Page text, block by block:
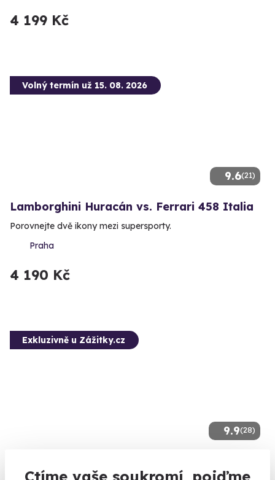
Ctíme vaše soukromí, pojďme
4 199 Kč
9.6(21)
Volný termín už 15. 08. 2026
Lamborghini Huracán vs. Ferrari 458 Italia
Porovnejte dvě ikony mezi supersporty.
Praha
4 190 Kč
9.9(28)
Exkluzivně u Zážitky.cz